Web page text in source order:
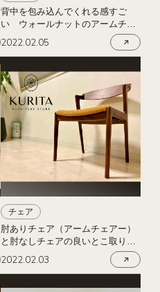
背中を包み込んでくれる感すご
い ウォールナットのアームチェ
ア ハープ
2022.02.05
チェア
肘ありチェア（アームチェアー）
と肘なしチェアの良いとこ取りの
セミアームチェア（ハーフアーム
チェア）
2022.02.03